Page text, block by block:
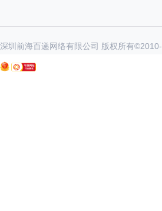
深圳前海百递网络有限公司 版权所有©2010-